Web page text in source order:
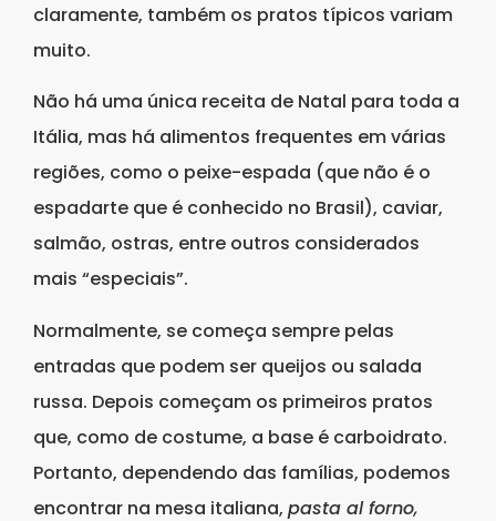
claramente, também os pratos típicos variam
muito.
Não há uma única receita de Natal para toda a
Itália, mas há alimentos frequentes em várias
regiões, como o peixe-espada (que não é o
espadarte que é conhecido no Brasil), caviar,
salmão, ostras, entre outros considerados
mais “especiais”.
Normalmente, se começa sempre pelas
entradas que podem ser queijos ou salada
russa. Depois começam os primeiros pratos
que, como de costume, a base é carboidrato.
Portanto, dependendo das famílias, podemos
encontrar na mesa italiana, pasta al forno,